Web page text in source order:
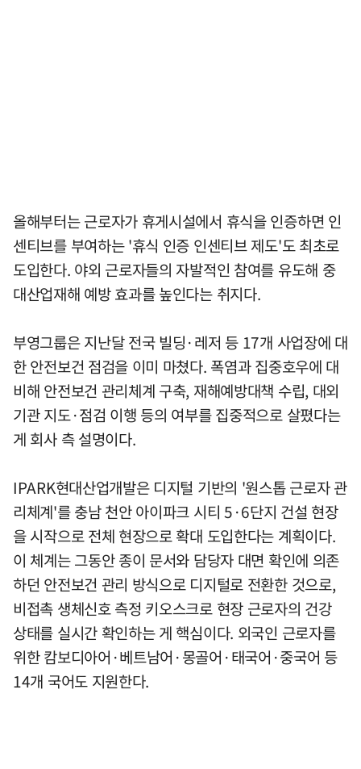
올해부터는 근로자가 휴게시설에서 휴식을 인증하면 인
센티브를 부여하는 '휴식 인증 인센티브 제도'도 최초로
도입한다. 야외 근로자들의 자발적인 참여를 유도해 중
대산업재해 예방 효과를 높인다는 취지다.
부영그룹은 지난달 전국 빌딩·레저 등 17개 사업장에 대
한 안전보건 점검을 이미 마쳤다. 폭염과 집중호우에 대
비해 안전보건 관리체계 구축, 재해예방대책 수립, 대외
기관 지도·점검 이행 등의 여부를 집중적으로 살폈다는
게 회사 측 설명이다.
IPARK현대산업개발은 디지털 기반의 '원스톱 근로자 관
리체계'를 충남 천안 아이파크 시티 5·6단지 건설 현장
을 시작으로 전체 현장으로 확대 도입한다는 계획이다.
이 체계는 그동안 종이 문서와 담당자 대면 확인에 의존
하던 안전보건 관리 방식으로 디지털로 전환한 것으로,
비접촉 생체신호 측정 키오스크로 현장 근로자의 건강
상태를 실시간 확인하는 게 핵심이다. 외국인 근로자를
위한 캄보디아어·베트남어·몽골어·태국어·중국어 등
14개 국어도 지원한다.